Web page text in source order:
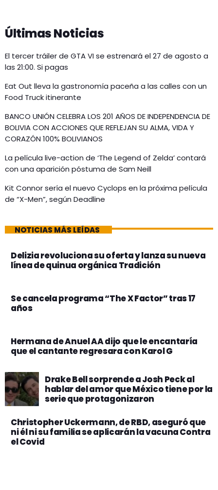
Últimas Noticias
El tercer tráiler de GTA VI se estrenará el 27 de agosto a
las 21:00. Si pagas
Eat Out lleva la gastronomía paceña a las calles con un
Food Truck itinerante
BANCO UNIÓN CELEBRA LOS 201 AÑOS DE INDEPENDENCIA DE
BOLIVIA CON ACCIONES QUE REFLEJAN SU ALMA, VIDA Y
CORAZÓN 100% BOLIVIANOS
La película live-action de ‘The Legend of Zelda’ contará
con una aparición póstuma de Sam Neill
Kit Connor sería el nuevo Cyclops en la próxima película
de “X-Men”, según Deadline
NOTICIAS MÁS LEÍDAS
Delizia revoluciona su oferta y lanza su nueva
línea de quinua orgánica Tradición
Se cancela programa “The X Factor” tras 17
años
Hermana de Anuel AA dijo que le encantaría
que el cantante regresara con Karol G
Drake Bell sorprende a Josh Peck al
hablar del amor que México tiene por la
serie que protagonizaron
Christopher Uckermann, de RBD, aseguró que
ni él ni su familia se aplicarán la vacuna Contra
el Covid